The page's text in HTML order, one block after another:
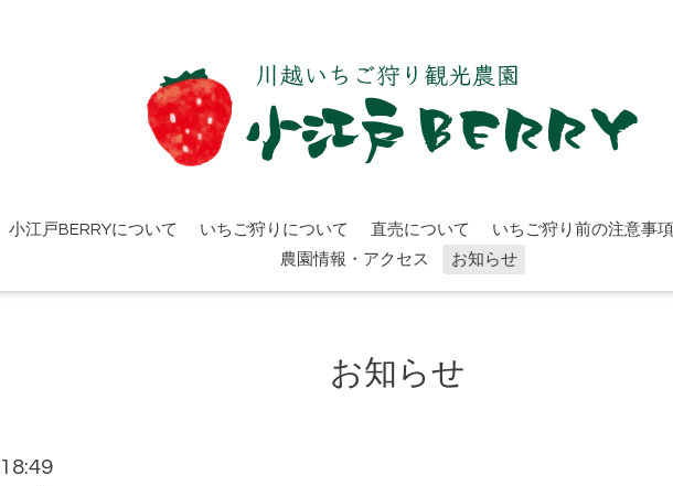
小江戸BERRYについて いちご狩りについて 直売について いちご狩り前の注意事項
農園情報・アクセス
お知らせ
お知らせ